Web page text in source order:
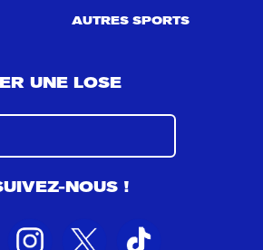
AUTRES SPORTS
UNE LOSE
s
l
a
t
NOUS !